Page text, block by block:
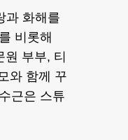
과 화해를
비롯해
부부, 티
와 함께 꾸
근은 스튜